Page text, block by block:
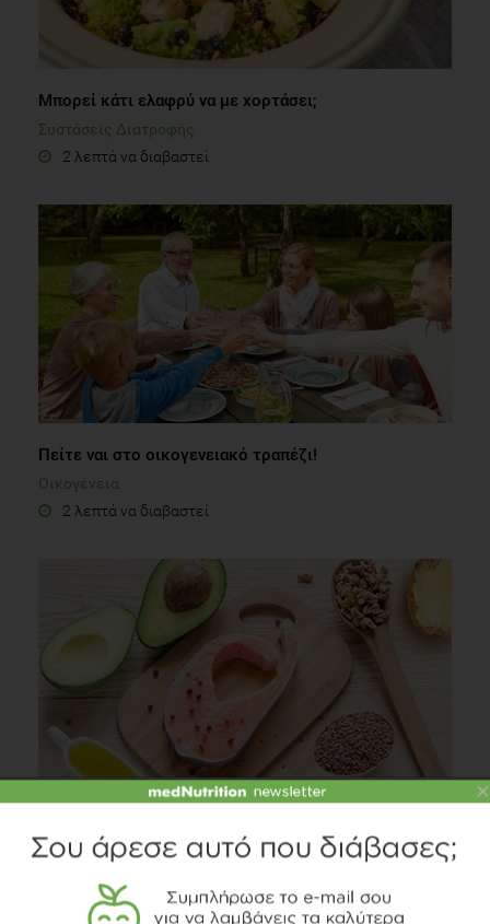
Μπορεί κάτι ελαφρύ να με χορτάσει;
Συστάσεις Διατροφής
2 λεπτά να διαβαστεί
Πείτε ναι στο οικογενειακό τραπέζι!
Οικογένεια
2 λεπτά να διαβαστεί
Λιπαρά, ο πολύτιμος κρίκος στην αλυσίδα της
Διατροφή
2 λεπτά να διαβαστεί
×